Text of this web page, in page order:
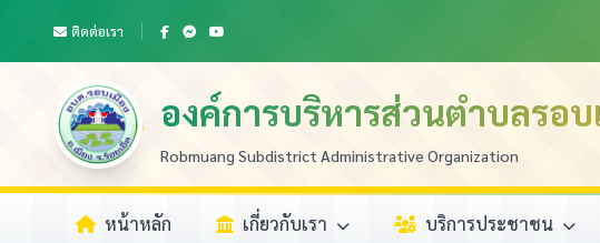
ติดต่อเรา
องค์การบริหารส่วนตำบลรอบ
Robmuang Subdistrict Administrative Organization
หน้าหลัก เกี่ยวกับเรา บริการประชาชน